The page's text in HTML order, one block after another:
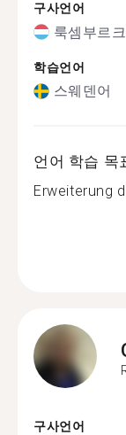
구사언어
룩셈부르
학습언어
스웨덴어
언어 학습 목
Erweiterung
구사언어